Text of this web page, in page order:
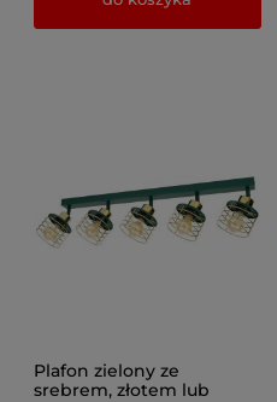
Plafon zielony ze
srebrem, złotem lub